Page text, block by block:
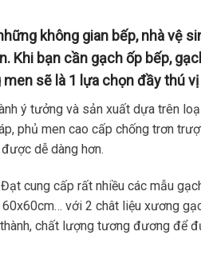
không gian bếp, nhà vệ
Khi bạn cần gạch ốp bếp,
sẽ là 1 lựa chọn đầy thú
ý tưởng và sản xuất dựa trên
phủ men cao cấp chống trơn
dễ dàng hơn.
cung cấp rất nhiều các mẫu
với 2 chât liệu xương
chất lượng tương đương để